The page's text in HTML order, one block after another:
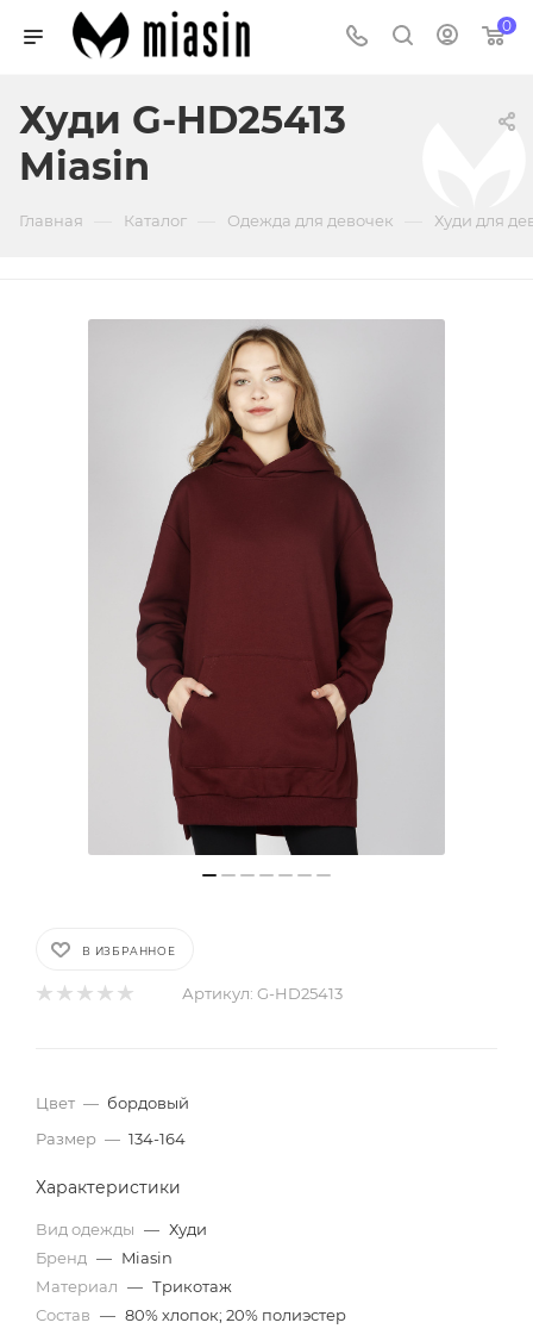
0
Худи G-HD25413
Miasin
Главная Каталог Одежда для девочек Худи для
В ИЗБРАННОЕ
Артикул: G-HD25413
Цвет — бордовый
Размер — 134-164
Характеристики
Вид одежды — Худи
Бренд — Miasin
Материал — Трикотаж
Состав — 80% хлопок; 20% полиэстер